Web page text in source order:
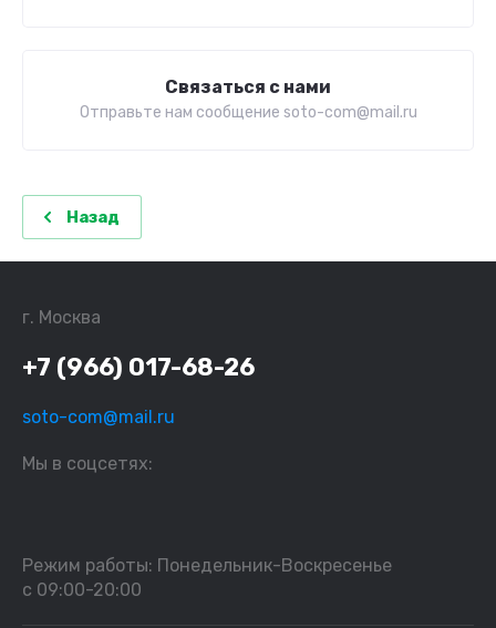
Связаться с нами
Отправьте нам сообщение soto-com@mail.ru
Назад
г. Москва
+7 (966) 017-68-26
soto-com@mail.ru
Мы в соцсетях:
Режим работы: Понедельник-Воскресенье
с 09:00-20:00